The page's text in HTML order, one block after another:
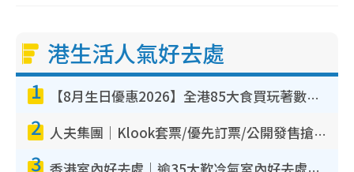
港生活人氣好去處
1 【8月生日優惠2026】全港85大食買玩著數攻略 自助餐/火鍋放題同行免費＋誠品/DONKI送現金券
2 人夫集團｜Klook套票/優先訂票/公開發售搶飛攻略！附票價.購票連結.場地座位表
3